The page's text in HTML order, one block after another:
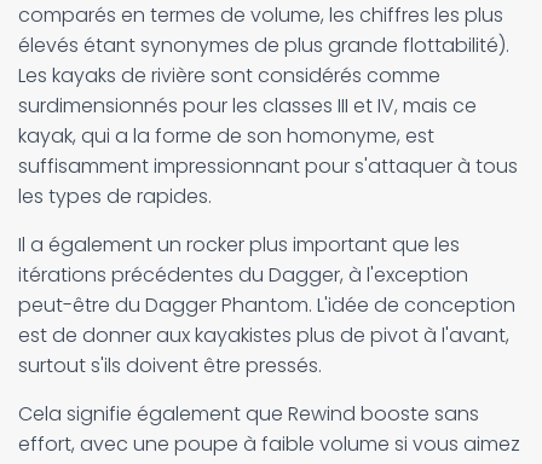
comparés en termes de volume, les chiffres les plus
élevés étant synonymes de plus grande flottabilité).
Les kayaks de rivière sont considérés comme
surdimensionnés pour les classes III et IV, mais ce
kayak, qui a la forme de son homonyme, est
suffisamment impressionnant pour s'attaquer à tous
les types de rapides.
Il a également un rocker plus important que les
itérations précédentes du Dagger, à l'exception
peut-être du Dagger Phantom. L'idée de conception
est de donner aux kayakistes plus de pivot à l'avant,
surtout s'ils doivent être pressés.
Cela signifie également que Rewind booste sans
effort, avec une poupe à faible volume si vous aimez